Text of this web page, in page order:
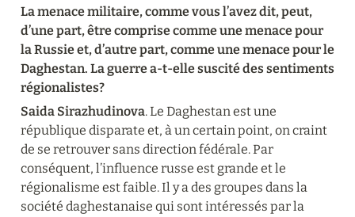
La menace militaire, comme vous l’avez dit, peut,
d’une part, être comprise comme une menace pour
la Russie et, d’autre part, comme une menace pour le
Daghestan. La guerre a-t-elle suscité des sentiments
régionalistes?
Saida Sirazhudinova. Le Daghestan est une
république disparate et, à un certain point, on craint
de se retrouver sans direction fédérale. Par
conséquent, l’influence russe est grande et le
régionalisme est faible. Il y a des groupes dans la
société daghestanaise qui sont intéressés par la